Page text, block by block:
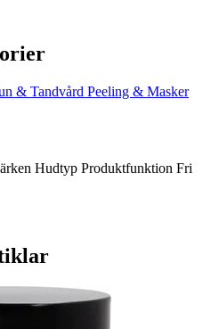
& Tandvård Peeling & Masker
Hudtyp Produktfunktion Fri